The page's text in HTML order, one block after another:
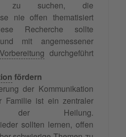
zu suchen, die
nie offen thematisiert
Recherche sollte
mit angemessener
Vorbereitung durchgeführt
fördern
der Kommunikation
Familie ist ein zentraler
der Heilung.
sollten lernen, offen